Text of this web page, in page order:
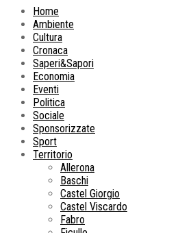
Home
Ambiente
Cultura
Cronaca
Saperi&Sapori
Economia
Eventi
Politica
Sociale
Sponsorizzate
Sport
Territorio
Allerona
Baschi
Castel Giorgio
Castel Viscardo
Fabro